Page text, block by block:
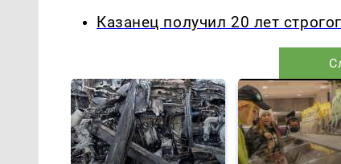
Казанец получил 20 лет